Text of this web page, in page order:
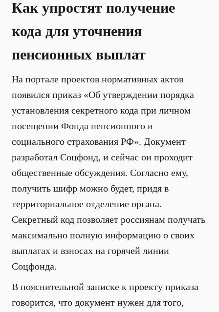
Как упростят получение
кода для уточнения
пенсионных выплат
На портале проектов нормативных актов
появился приказ «Об утверждении порядка
установления секретного кода при личном
посещении Фонда пенсионного и
социального страхования РФ». Документ
разработал Соцфонд, и сейчас он проходит
общественные обсуждения. Согласно ему,
получить шифр можно будет, придя в
территориальное отделение органа.
Секретный код позволяет россиянам получать
максимально полную информацию о своих
выплатах и взносах на горячей линии
Соцфонда.
В пояснительной записке к проекту приказа
говорится, что документ нужен для того,